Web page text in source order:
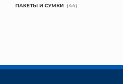
ПАКЕТЫ И СУМКИ (44)